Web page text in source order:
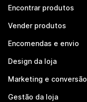
Encontrar produtos
Vender produtos
Encomendas e envio
Design da loja
Marketing e conversão
Gestão da loja